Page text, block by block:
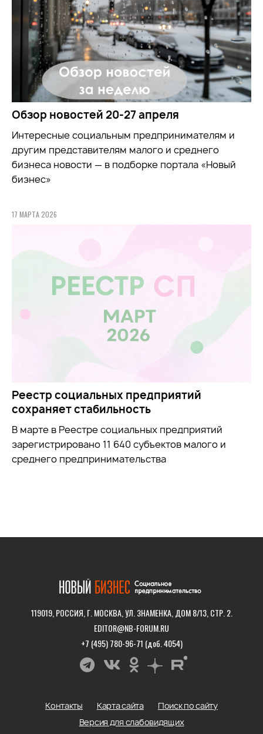
Обзор новостей 20-27 апреля
Интересные социальным предпринимателям и
другим представителям малого и среднего
бизнеса новости — в подборке портала «Новый
бизнес»
17 МАРТА 2026
Реестр социальных предприятий
сохраняет стабильность
В марте в Реестре социальных предприятий
зарегистрировано 11 640 субъектов малого и
среднего предпринимательства
119019, РОССИЯ, Г. МОСКВА, УЛ. ЗНАМЕНКА, ДОМ 8/13, СТР. 2.
EDITOR@NB-FORUM.RU
+7 (495) 780-96-71 (доб. 4054)
Контакты Карта сайта
Поиск по сайту
Версия для слабовидящих